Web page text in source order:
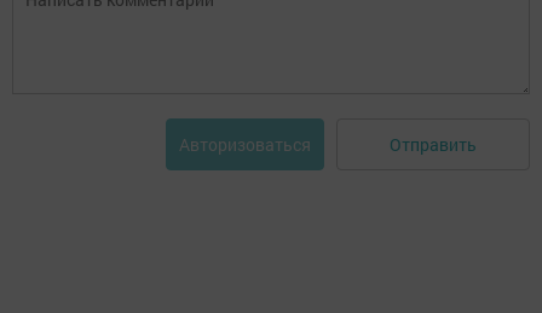
Авторизоваться Отправить